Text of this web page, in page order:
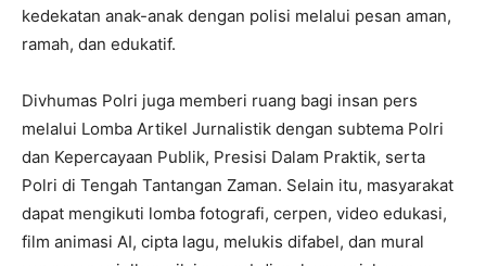
kedekatan anak-anak dengan polisi melalui pesan aman,
ramah, dan edukatif.
Divhumas Polri juga memberi ruang bagi insan pers
melalui Lomba Artikel Jurnalistik dengan subtema Polri
dan Kepercayaan Publik, Presisi Dalam Praktik, serta
Polri di Tengah Tantangan Zaman. Selain itu, masyarakat
dapat mengikuti lomba fotografi, cerpen, video edukasi,
film animasi AI, cipta lagu, melukis difabel, dan mural